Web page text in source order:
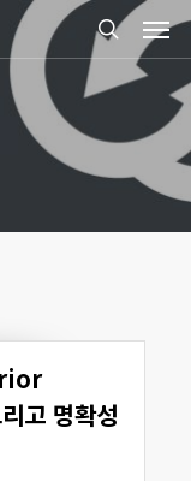
search
고 명확성